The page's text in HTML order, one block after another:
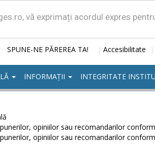
vă exprimați acordul expres
SPUNE-NE PĂREREA TA! | Accesibilitate |
INFORMAȚII INTEGRITATE
opiniilor sau recomandarilor
opiniilor sau recomandarilor